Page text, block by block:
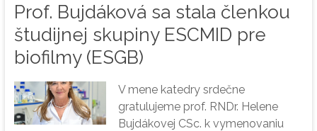
Prof. Bujdáková sa stala členkou
študijnej skupiny ESCMID pre
biofilmy (ESGB)
V mene katedry srdečne
gratulujeme prof. RNDr. Helene
Bujdákovej CSc. k vymenovaniu